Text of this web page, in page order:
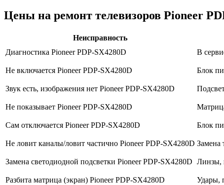
Цены на ремонт телевизоров Pioneer
Неисправность
Диагностика Pioneer PDP-SX4280D
В
Не включается Pioneer PDP-SX4280D Блок
Звук есть, изображения нет Pioneer PDP-SX4280D
Не показывает Pioneer PDP-SX4280D
Сам отключается Pioneer PDP-SX4280D Блок
Не ловит каналы/ловит частично Pioneer PDP-SX4280D Замена
Замена светодиодной подсветки Pioneer PDP-SX4280D Линзы,
Разбита матрица (экран) Pioneer PDP-SX4280D Удары,